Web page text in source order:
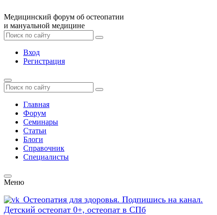
Медицинский форум об остеопатии
и мануальной медицине
Вход
Регистрация
Главная
Форум
Семинары
Статьи
Блоги
Справочник
Специалисты
Меню
Остеопатия для здоровья. Подпишись на канал.
Детский остеопат 0+, остеопат в СПб